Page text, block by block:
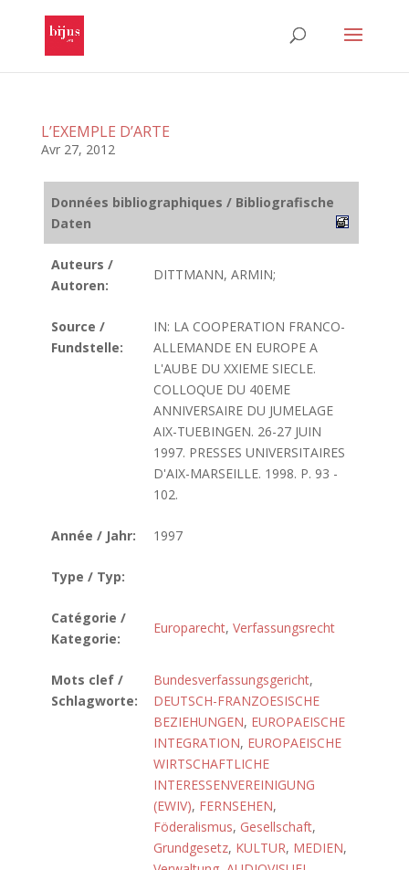
L’EXEMPLE D’ARTE
Avr 27, 2012
Données bibliographiques / Bibliografische
Daten
Auteurs /
Autoren:
DITTMANN, ARMIN;
Source /
Fundstelle:
IN: LA COOPERATION FRANCO-
ALLEMANDE EN EUROPE A
L'AUBE DU XXIEME SIECLE.
COLLOQUE DU 40EME
ANNIVERSAIRE DU JUMELAGE
AIX-TUEBINGEN. 26-27 JUIN
1997. PRESSES UNIVERSITAIRES
D'AIX-MARSEILLE. 1998. P. 93 -
102.
Année / Jahr: 1997
Type / Typ:
Catégorie /
Kategorie:
Europarecht, Verfassungsrecht
Mots clef /
Schlagworte:
Bundesverfassungsgericht,
DEUTSCH-FRANZOESISCHE
BEZIEHUNGEN, EUROPAEISCHE
INTEGRATION, EUROPAEISCHE
WIRTSCHAFTLICHE
INTERESSENVEREINIGUNG
(EWIV), FERNSEHEN,
Föderalismus, Gesellschaft,
Grundgesetz, KULTUR, MEDIEN,